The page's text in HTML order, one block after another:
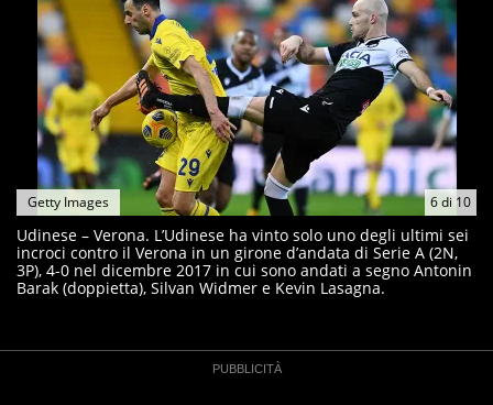
6di 10
Getty Images
Udinese – Verona. L’Udinese ha vinto solo uno degli ultimi sei
incroci contro il Verona in un girone d’andata di Serie A (2N,
3P), 4-0 nel dicembre 2017 in cui sono andati a segno Antonin
Barak (doppietta), Silvan Widmer e Kevin Lasagna.